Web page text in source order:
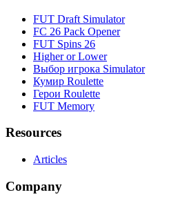
FUT Draft Simulator
FC 26 Pack Opener
FUT Spins 26
Higher or Lower
Выбор игрока Simulator
Кумир Roulette
Герои Roulette
FUT Memory
Resources
Articles
Company